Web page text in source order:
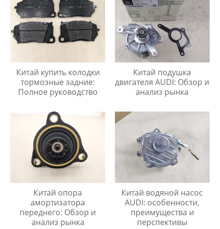
Китай купить колодки
тормозные задние:
Полное руководство
Китай подушка
двигателя AUDI: Обзор и
анализ рынка
Китай опора
амортизатора
переднего: Обзор и
анализ рынка
Китай водяной насос
AUDI: особенности,
преимущества и
перспективы